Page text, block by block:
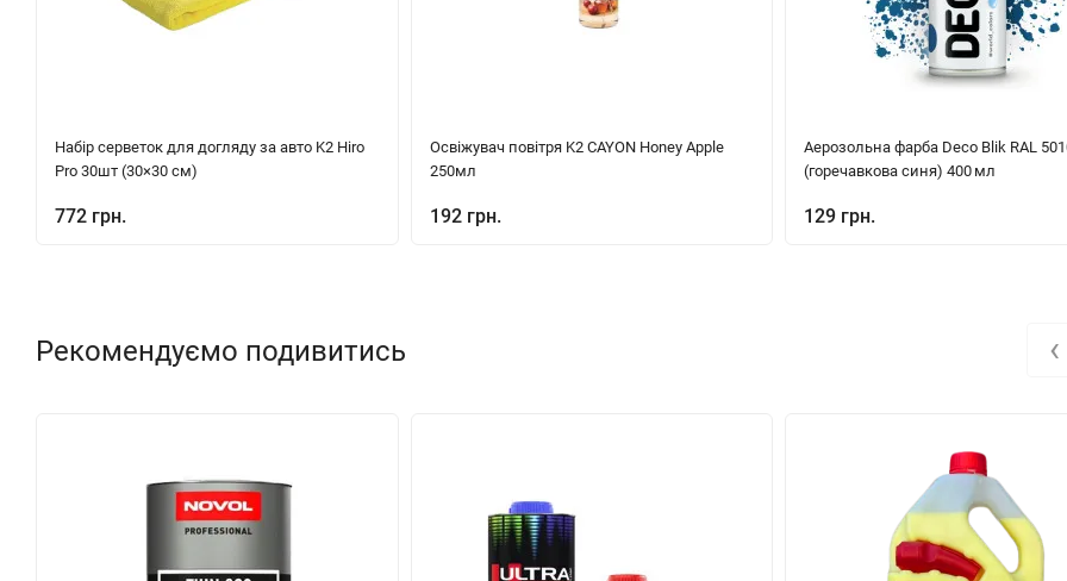
Набір серветок для догляду за авто K2 Hiro
Pro 30шт (30×30 см)
772 грн.
Освіжувач повітря K2 CAYON Honey Apple
250мл
192 грн.
Аерозольна фарба Deco Blik RAL
(горечавкова синя) 400 мл
129 грн.
Рекомендуємо подивитись ‹